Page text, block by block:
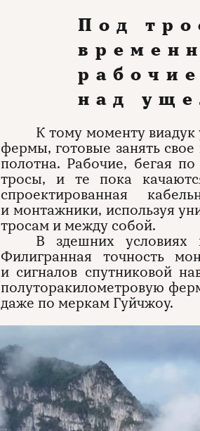
Под
над
К тому моменту виадук
фермы, готовые занять
полотна. Рабочие, бегая
тросы, и те пока
спроектированная
и монтажники, используя
тросам и между собой.
В здешних условиях
Филигранная точность
и сигналов спутниковой
полуторакилометровую
даже по меркам Гуйчжоу.